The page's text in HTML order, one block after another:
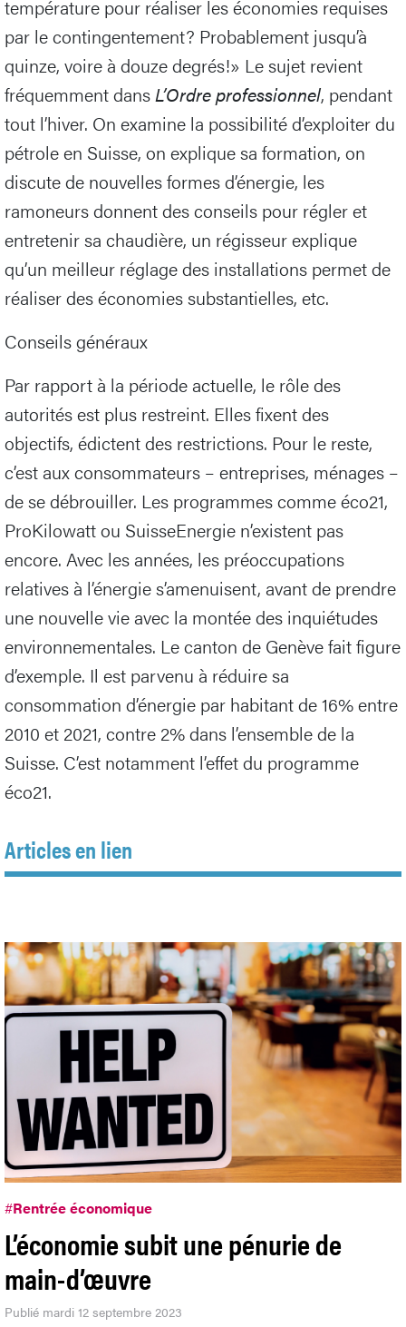
température pour réaliser les économies requises
par le contingentement? Probablement jusqu’à
quinze, voire à douze degrés!» Le sujet revient
fréquemment dansL’Ordre professionnel, pendant
tout l’hiver. On examine la possibilité d’exploiter du
pétrole en Suisse, on explique sa formation, on
discute de nouvelles formes d’énergie, les
ramoneurs donnent des conseils pour régler et
entretenir sa chaudière, un régisseur explique
qu’un meilleur réglage des installations permet de
réaliser des économies substantielles, etc.
Conseils généraux
Par rapport à la période actuelle, le rôle des
autorités est plus restreint. Elles fixent des
objectifs, édictent des restrictions. Pour le reste,
c’est aux consommateurs – entreprises, ménages –
de se débrouiller. Les programmes comme éco21,
ProKilowatt ou SuisseEnergie n’existent pas
encore. Avec les années, les préoccupations
relatives à l’énergie s’amenuisent, avant de prendre
une nouvelle vie avec la montée des inquiétudes
environnementales. Le canton de Genève fait figure
d’exemple. Il est parvenu à réduire sa
consommation d’énergie par habitant de 16% entre
2010 et 2021, contre 2% dans l’ensemble de la
Suisse. C’est notamment l’effet du programme
éco21.
Articles en lien
#Rentrée économique
L’économie subit une pénurie de
main-d’œuvre
Publié mardi 12 septembre 2023